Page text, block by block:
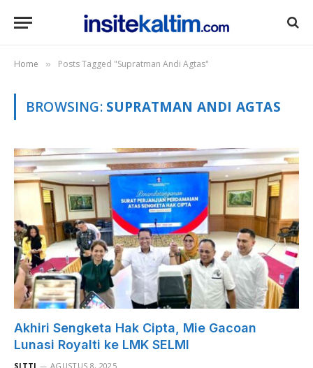
Home » Posts Tagged "Supratman Andi Agtas"
BROWSING: SUPRATMAN ANDI AGTAS
Akhiri Sengketa Hak Cipta, Mie Gacoan
Lunasi Royalti ke LMK SELMI
SITTI AGUSTUS 8, 2025